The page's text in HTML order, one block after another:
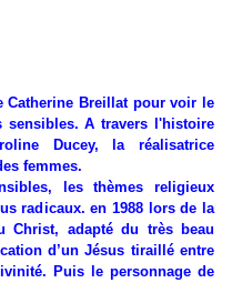
Catherine Breillat pour voir le
sensibles. A travers l'histoire
Ducey, la réalisatrice
femmes.
les thèmes religieux
radicaux. en 1988 lors de la
Christ, adapté du très beau
d’un Jésus tiraillé entre
Puis le personnage de